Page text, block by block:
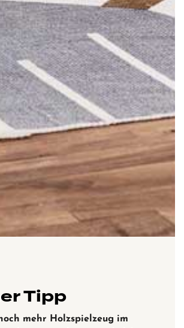
Tipp
mehr Holzspielzeug im